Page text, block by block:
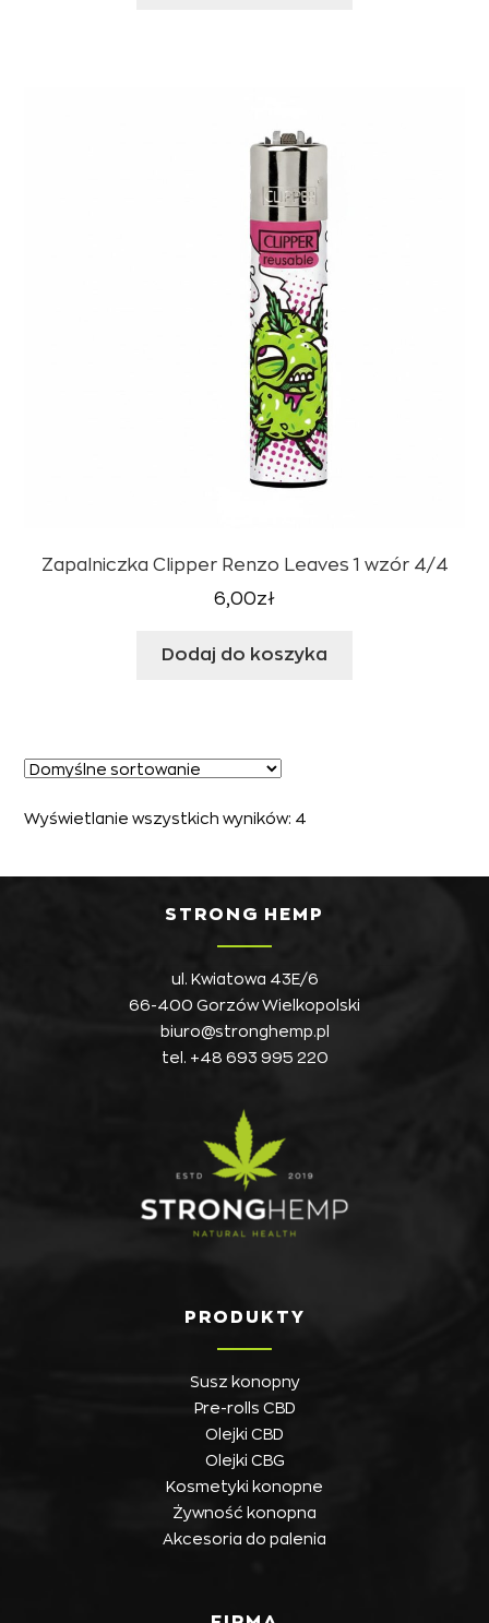
Zapalniczka Clipper Renzo Leaves 1 wzór 4/4
6,00zł
Dodaj do koszyka
Wyświetlanie wszystkich wyników: 4
STRONG HEMP
ul. Kwiatowa 43E/6
66-400 Gorzów Wielkopolski
biuro@stronghemp.pl
tel.
+48 693 995 220
PRODUKTY
Susz konopny
Pre-rolls CBD
Olejki CBD
Olejki CBG
Kosmetyki konopne
Żywność konopna
Akcesoria do palenia